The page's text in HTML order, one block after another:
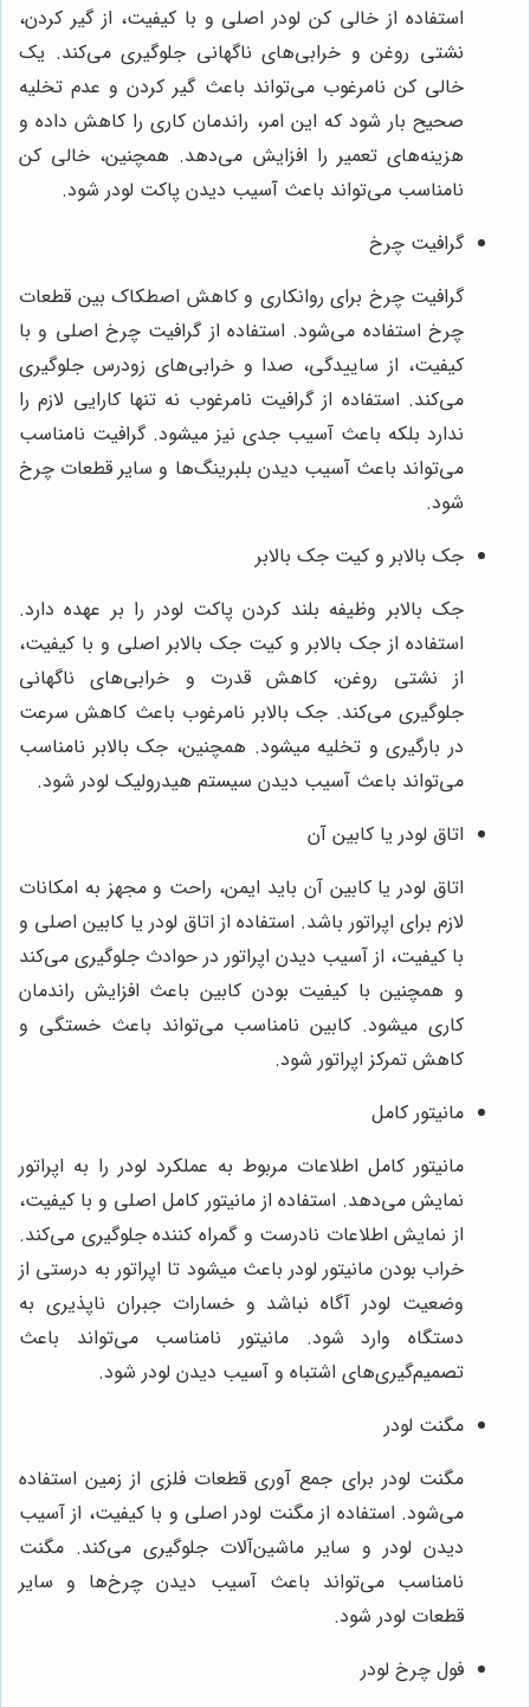
استفاده از خالی کن لودر اصلی و با کیفیت، از گیر کردن،
نشتی روغن و خرابی‌های ناگهانی جلوگیری می‌کند. یک
خالی کن نامرغوب می‌تواند باعث گیر کردن و عدم تخلیه
صحیح بار شود که این امر، راندمان کاری را کاهش داده و
هزینه‌های تعمیر را افزایش می‌دهد. همچنین، خالی کن
نامناسب می‌تواند باعث آسیب دیدن پاکت لودر شود.
گرافیت چرخ
گرافیت چرخ برای روانکاری و کاهش اصطکاک بین قطعات
چرخ استفاده می‌شود. استفاده از گرافیت چرخ اصلی و با
کیفیت، از ساییدگی، صدا و خرابی‌های زودرس جلوگیری
می‌کند. استفاده از گرافیت نامرغوب نه تنها کارایی لازم را
ندارد بلکه باعث آسیب جدی نیز میشود. گرافیت نامناسب
می‌تواند باعث آسیب دیدن بلبرینگ‌ها و سایر قطعات چرخ
شود.
جک بالابر و کیت جک بالابر
جک بالابر وظیفه بلند کردن پاکت لودر را بر عهده دارد.
استفاده از جک بالابر و کیت جک بالابر اصلی و با کیفیت،
از نشتی روغن، کاهش قدرت و خرابی‌های ناگهانی
جلوگیری می‌کند. جک بالابر نامرغوب باعث کاهش سرعت
در بارگیری و تخلیه میشود. همچنین، جک بالابر نامناسب
می‌تواند باعث آسیب دیدن سیستم هیدرولیک لودر شود.
اتاق لودر یا کابین آن
اتاق لودر یا کابین آن باید ایمن، راحت و مجهز به امکانات
لازم برای اپراتور باشد. استفاده از اتاق لودر یا کابین اصلی و
با کیفیت، از آسیب دیدن اپراتور در حوادث جلوگیری می‌کند
و همچنین با کیفیت بودن کابین باعث افزایش راندمان
کاری میشود. کابین نامناسب می‌تواند باعث خستگی و
کاهش تمرکز اپراتور شود.
مانیتور کامل
مانیتور کامل اطلاعات مربوط به عملکرد لودر را به اپراتور
نمایش می‌دهد. استفاده از مانیتور کامل اصلی و با کیفیت،
از نمایش اطلاعات نادرست و گمراه کننده جلوگیری می‌کند.
خراب بودن مانیتور لودر باعث میشود تا اپراتور به درستی از
وضعیت لودر آگاه نباشد و خسارات جبران ناپذیری به
دستگاه وارد شود. مانیتور نامناسب می‌تواند باعث
تصمیم‌گیری‌های اشتباه و آسیب دیدن لودر شود.
مگنت لودر
مگنت لودر برای جمع آوری قطعات فلزی از زمین استفاده
می‌شود. استفاده از مگنت لودر اصلی و با کیفیت، از آسیب
دیدن لودر و سایر ماشین‌آلات جلوگیری می‌کند. مگنت
نامناسب می‌تواند باعث آسیب دیدن چرخ‌ها و سایر
قطعات لودر شود.
فول چرخ لودر